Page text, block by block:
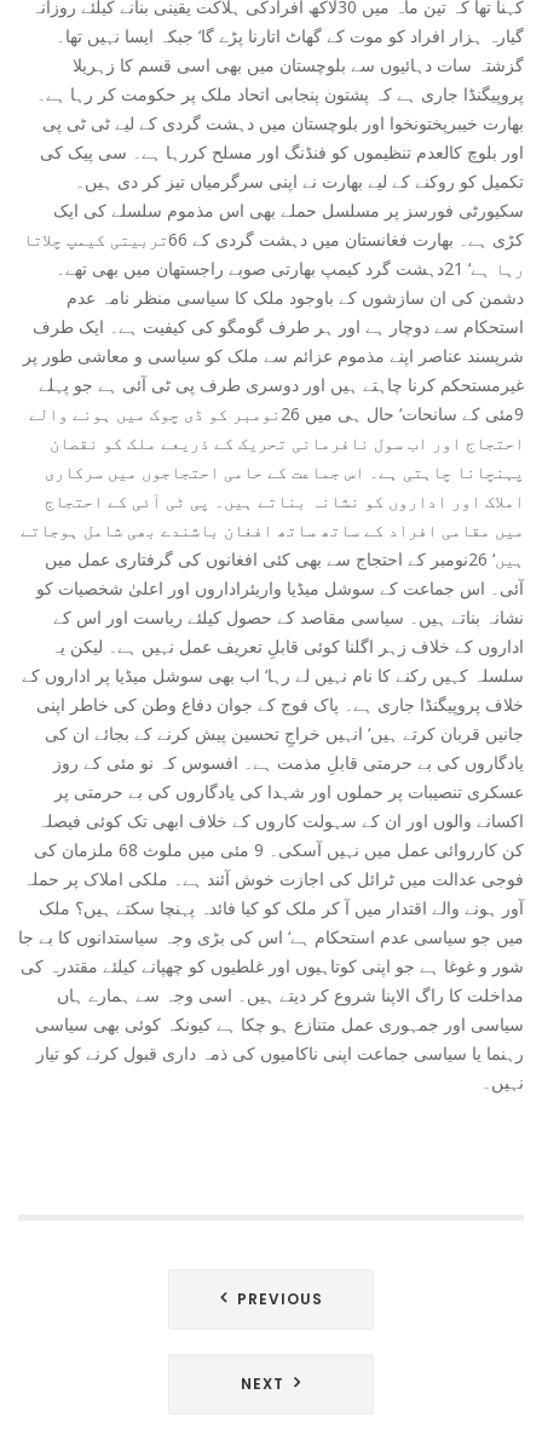
کہنا تھا کہ تین ماہ میں 30لاکھ افرادکی ہلاکت یقینی بنانے کیلئے روزانہ
گیارہ ہزار افراد کو موت کے گھاٹ اتارنا پڑے گا‘ جبکہ ایسا نہیں تھا۔
گزشتہ سات دہائیوں سے بلوچستان میں بھی اسی قسم کا زہریلا
پروپیگنڈا جاری ہے کہ پشتون پنجابی اتحاد ملک پر حکومت کر رہا ہے۔
بھارت خیبرپختونخوا اور بلوچستان میں دہشت گردی کے لیے ٹی ٹی پی
اور بلوچ کالعدم تنظیموں کو فنڈنگ اور مسلح کررہا ہے۔ سی پیک کی
تکمیل کو روکنے کے لیے بھارت نے اپنی سرگرمیاں تیز کر دی ہیں۔
سکیورٹی فورسز پر مسلسل حملے بھی اس مذموم سلسلے کی ایک
کڑی ہے۔ بھارت فغانستان میں دہشت گردی کے 66تربیتی کیمپ چلاتا
رہا ہے‘ 21دہشت گرد کیمپ بھارتی صوبے راجستھان میں بھی تھے۔
دشمن کی ان سازشوں کے باوجود ملک کا سیاسی منظر نامہ عدم
استحکام سے دوچار ہے اور ہر طرف گومگو کی کیفیت ہے۔ ایک طرف
شرپسند عناصر اپنے مذموم عزائم سے ملک کو سیاسی و معاشی طور پر
غیرمستحکم کرنا چاہتے ہیں اور دوسری طرف پی ٹی آئی ہے جو پہلے
9مئی کے سانحات‘ حال ہی میں 26نومبر کو ڈی چوک میں ہونے والے
احتجاج اور اب سول نافرمانی تحریک کے ذریعے ملک کو نقصان
پہنچانا چاہتی ہے۔ اس جماعت کے حامی احتجاجوں میں سرکاری
املاک اور اداروں کو نشانہ بناتے ہیں۔ پی ٹی آئی کے احتجاج
میں مقامی افراد کے ساتھ ساتھ افغان باشندے بھی شامل ہوجاتے
ہیں‘ 26نومبر کے احتجاج سے بھی کئی افغانوں کی گرفتاری عمل میں
آئی۔ اس جماعت کے سوشل میڈیا واریئراداروں اور اعلیٰ شخصیات کو
نشانہ بناتے ہیں۔ سیاسی مقاصد کے حصول کیلئے ریاست اور اس کے
اداروں کے خلاف زہر اگلنا کوئی قابلِ تعریف عمل نہیں ہے۔ لیکن یہ
سلسلہ کہیں رکنے کا نام نہیں لے رہا‘ اب بھی سوشل میڈیا پر اداروں کے
خلاف پروپیگنڈا جاری ہے۔ پاک فوج کے جوان دفاع وطن کی خاطر اپنی
جانیں قربان کرتے ہیں‘ انہیں خراجِ تحسین پیش کرنے کے بجائے ان کی
یادگاروں کی بے حرمتی قابلِ مذمت ہے۔ افسوس کہ نو مئی کے روز
عسکری تنصیبات پر حملوں اور شہدا کی یادگاروں کی بے حرمتی پر
اکسانے والوں اور ان کے سہولت کاروں کے خلاف ابھی تک کوئی فیصلہ
کن کارروائی عمل میں نہیں آسکی۔ 9 مئی میں ملوث 68 ملزمان کی
فوجی عدالت میں ٹرائل کی اجازت خوش آئند ہے۔ ملکی املاک پر حملہ
آور ہونے والے اقتدار میں آ کر ملک کو کیا فائدہ پہنچا سکتے ہیں؟ ملک
میں جو سیاسی عدم استحکام ہے‘ اس کی بڑی وجہ سیاستدانوں کا بے جا
شور و غوغا ہے جو اپنی کوتاہیوں اور غلطیوں کو چھپانے کیلئے مقتدرہ کی
مداخلت کا راگ الاپنا شروع کر دیتے ہیں۔ اسی وجہ سے ہمارے ہاں
سیاسی اور جمہوری عمل متنازع ہو چکا ہے کیونکہ کوئی بھی سیاسی
رہنما یا سیاسی جماعت اپنی ناکامیوں کی ذمہ داری قبول کرنے کو تیار
نہیں۔
PREVIOUS
NEXT